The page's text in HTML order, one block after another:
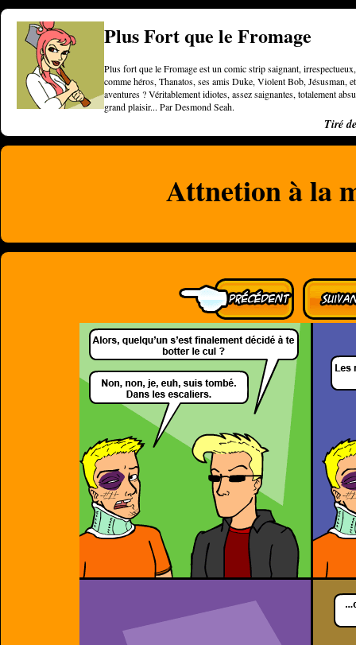
Plus Fort que le Fromage
Plus fort que le Fromage est un comic strip saignant,
comme héros, Thanatos, ses amis Duke, Violent Bob, Jésusman,
aventures ? Véritablement idiotes, assez saignantes, totalement
grand plaisir... Par Desmond Seah.
Tiré
Attnetion à la